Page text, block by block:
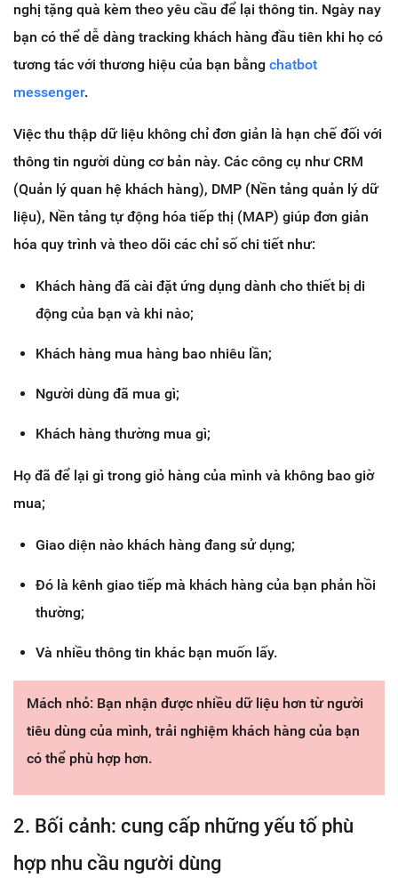
nghị tặng quà kèm theo yêu cầu để lại thông tin. Ngày nay
bạn có thể dễ dàng tracking khách hàng đầu tiên khi họ có
tương tác với thương hiệu của bạn bằng chatbot
messenger.
Việc thu thập dữ liệu không chỉ đơn giản là hạn chế đối với
thông tin người dùng cơ bản này. Các công cụ như CRM
(Quản lý quan hệ khách hàng), DMP (Nền tảng quản lý dữ
liệu), Nền tảng tự động hóa tiếp thị (MAP) giúp đơn giản
hóa quy trình và theo dõi các chỉ số chi tiết như:
Khách hàng đã cài đặt ứng dụng dành cho thiết bị di
động của bạn và khi nào;
Khách hàng mua hàng bao nhiêu lần;
Người dùng đã mua gì;
Khách hàng thường mua gì;
Họ đã để lại gì trong giỏ hàng của mình và không bao giờ
mua;
Giao diện nào khách hàng đang sử dụng;
Đó là kênh giao tiếp mà khách hàng của bạn phản hồi
thường;
Và nhiều thông tin khác bạn muốn lấy.
Mách nhỏ: Bạn nhận được nhiều dữ liệu hơn từ người
tiêu dùng của mình, trải nghiệm khách hàng của bạn
có thể phù hợp hơn.
2. Bối cảnh: cung cấp những yếu tố phù
hợp nhu cầu người dùng